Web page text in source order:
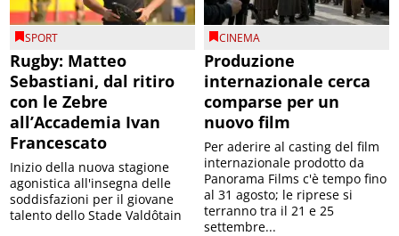
SPORT
Rugby: Matteo
Sebastiani, dal ritiro
con le Zebre
all’Accademia Ivan
Francescato
Inizio della nuova stagione
agonistica all'insegna delle
soddisfazioni per il giovane
talento dello Stade Valdôtain
CINEMA
Produzione
internazionale cerca
comparse per un
nuovo film
Per aderire al casting del film
internazionale prodotto da
Panorama Films c'è tempo fino
al 31 agosto; le riprese si
terranno tra il 21 e 25
settembre...